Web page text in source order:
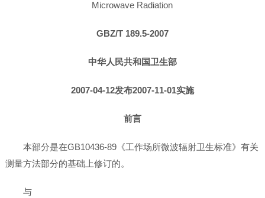
Microwave Radiation
GBZ/T 189.5-2007
中华人民共和国卫生部
2007-04-12发布2007-11-01实施
前言
本部分是在GB10436-89《工作场所微波辐射卫生标准》有关
测量方法部分的基础上修订的。
与